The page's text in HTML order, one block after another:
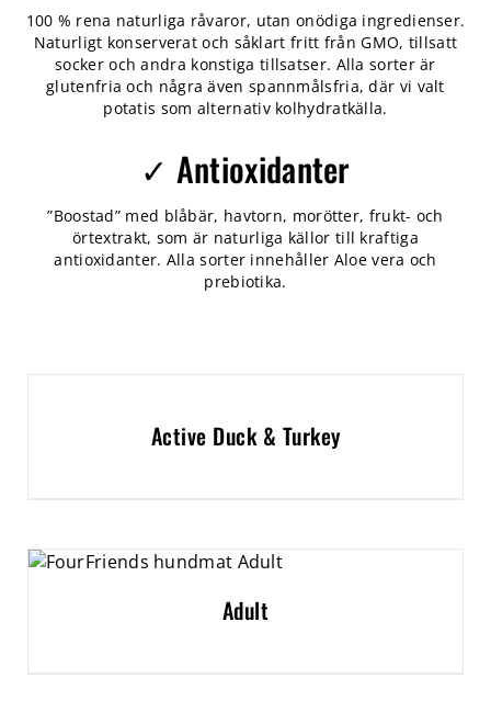
100 % rena naturliga råvaror, utan onödiga ingredienser.
Naturligt konserverat och såklart fritt från GMO, tillsatt
socker och andra konstiga tillsatser. Alla sorter är
glutenfria och några även spannmålsfria, där vi valt
potatis som alternativ kolhydratkälla.
✓ Antioxidanter
”Boostad” med blåbär, havtorn, morötter, frukt- och
örtextrakt, som är naturliga källor till kraftiga
antioxidanter. Alla sorter innehåller Aloe vera och
prebiotika.
Active Duck & Turkey
Adult